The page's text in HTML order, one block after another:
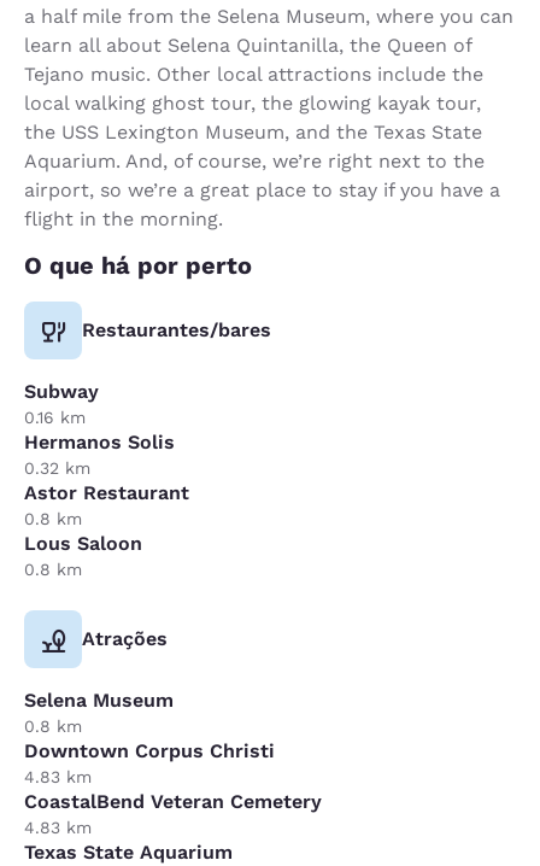
a half mile from the Selena Museum, where you can
learn all about Selena Quintanilla, the Queen of
Tejano music. Other local attractions include the
local walking ghost tour, the glowing kayak tour,
the USS Lexington Museum, and the Texas State
Aquarium. And, of course, we’re right next to the
airport, so we’re a great place to stay if you have a
flight in the morning.
O que há por perto
Restaurantes/bares
Subway
0.16 km
Hermanos Solis
0.32 km
Astor Restaurant
0.8 km
Lous Saloon
0.8 km
Atrações
Selena Museum
0.8 km
Downtown Corpus Christi
4.83 km
CoastalBend Veteran Cemetery
4.83 km
Texas State Aquarium